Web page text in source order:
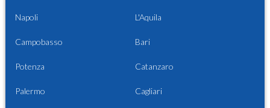
Napoli L'Aquila
Campobasso Bari
Potenza Catanzaro
Palermo Cagliari